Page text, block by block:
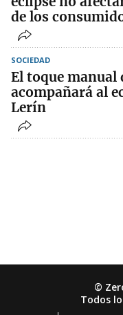
de los
SOCIEDAD
El toque manual
acompañará al
Lerín
©
Todos